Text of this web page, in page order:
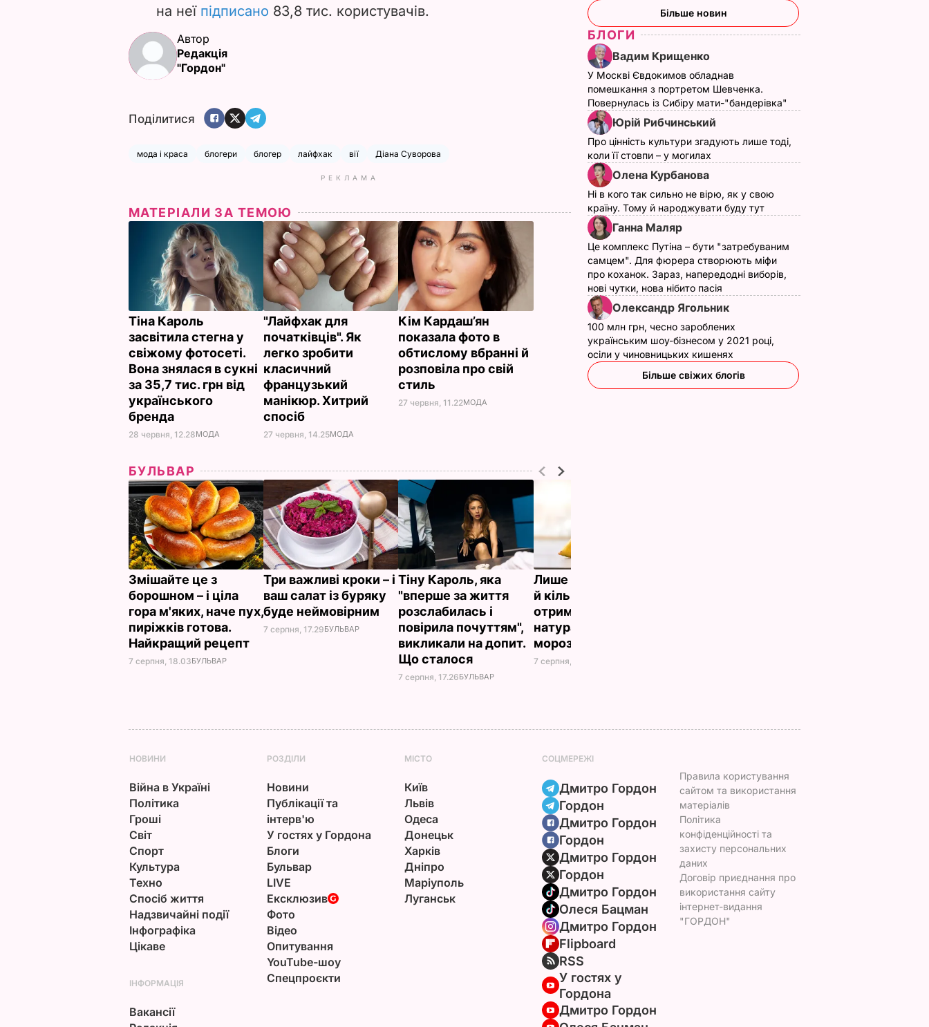
на неї підписано 83,8 тис. користувачів.
Автор
Редакція
"Гордон"
Поділитися
мода і краса блогери блогер лайфхак вії Діана Суворова
РЕКЛАМА
МАТЕРІАЛИ ЗА ТЕМОЮ
Тіна Кароль
засвітила стегна у
свіжому фотосеті.
Вона знялася в сукні
за 35,7 тис. грн від
українського
бренда
28 червня, 12.28МОДА
"Лайфхак для
початківців". Як
легко зробити
класичний
французький
манікюр. Хитрий
спосіб
27 червня, 14.25МОДА
Кім Кардаш’ян
показала фото в
обтислому вбранні й
розповіла про свій
стиль
27 червня, 11.22МОДА
БУЛЬВАР
Змішайте це з
борошном – і ціла
гора м'яких, наче пух,
пиріжків готова.
Найкращий рецепт
7 серпня, 18.03БУЛЬВАР
Три важливі кроки – і
ваш салат із буряку
буде неймовірним
7 серпня, 17.29БУЛЬВАР
Тіну Кароль, яка
"вперше за життя
розслабилась і
повірила почуттям",
викликали на допит.
Що сталося
7 серпня, 17.26БУЛЬВАР
Лише три інгредієнти
й кілька хвилин – і ви
отримаєте вдома
натуральне
морозиво
7 серпня, 16.17
Більше новин
БЛОГИ
Вадим Крищенко
У Москві Євдокимов обладнав
помешкання з портретом Шевченка.
Повернулась із Сибіру мати-"бандерівка"
Юрій Рибчинський
Про цінність культури згадують лише тоді,
коли її стовпи – у могилах
Олена Курбанова
Ні в кого так сильно не вірю, як у свою
країну. Тому й народжувати буду тут
Ганна Маляр
Це комплекс Путіна – бути "затребуваним
самцем". Для фюрера створюють міфи
про коханок. Зараз, напередодні виборів,
нові чутки, нова нібито пасія
Олександр Ягольник
100 млн грн, чесно зароблених
українським шоу-бізнесом у 2021 році,
осіли у чиновницьких кишенях
Більше свіжих блогів
НОВИНИ
Війна в Україні
Політика
Гроші
Світ
Спорт
Культура
Техно
Спосіб життя
Надзвичайні події
Інфографіка
Цікаве
РОЗДІЛИ
Новини
Публікації та
інтерв'ю
У гостях у Гордона
Блоги
Бульвар
LIVE
Ексклюзив
Фото
Відео
Опитування
YouTube-шоу
Спецпроєкти
МІСТО
Київ
Львів
Одеса
Донецьк
Харків
Дніпро
Маріуполь
Луганськ
СОЦМЕРЕЖІ
Дмитро Гордон
Гордон
Дмитро Гордон
Гордон
Дмитро Гордон
Гордон
Дмитро Гордон
Олеся Бацман
Дмитро Гордон
Flipboard
RSS
У гостях у
Гордона
Дмитро Гордон
ІНФОРМАЦІЯ
Вакансії
Правила користування
сайтом та використання
матеріалів
Політика
конфіденційності та
захисту персональних
даних
Договір приєднання про
використання сайту
інтернет-видання
"ГОРДОН"